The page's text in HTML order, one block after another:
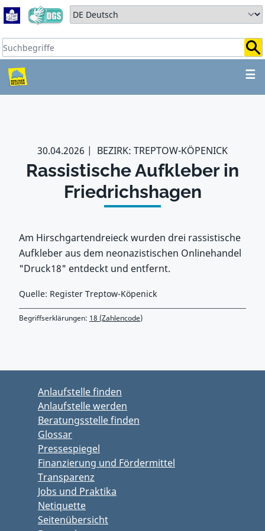
Zum Hauptbereich springen
Zum Hauptmenü springen
Sprache auswählen:
Suchbegriffe:
☰
ZUM HAUPTBEREICH
30.04.2026 BEZIRK: TREPTOW-KÖPENICK
Rassistische Aufkleber in
Friedrichshagen
Am Hirschgartendreieck wurden drei rassistische
Aufkleber aus dem neonazistischen Onlinehandel
"Druck18" entdeckt und entfernt.
Quelle: Register Treptow-Köpenick
Begriffserklärungen: 18 (Zahlencode)
Anlaufstelle finden
Anlaufstelle werden
Beratungsstelle finden
Glossar
Pressespiegel
Finanzierung und Fördermittel
Transparenz
Jobs und Praktika
Netiquette
Seitenübersicht